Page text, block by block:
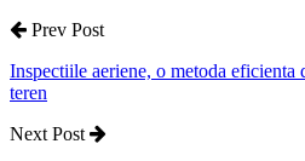
Prev Post
Inspectiile aeriene, o metoda
teren
Next Post